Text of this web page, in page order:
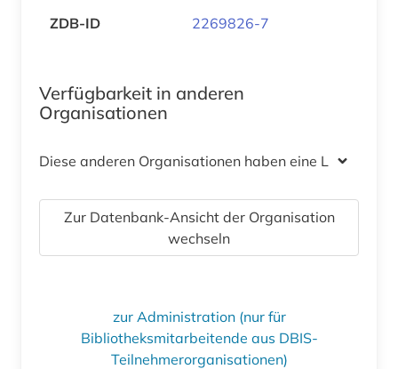
ZDB-ID 2269826-7
Verfügbarkeit in anderen
Organisationen
Diese anderen Organisationen haben eine Lizenz
Zur Datenbank-Ansicht der Organisation
wechseln
zur Administration (nur für
Bibliotheksmitarbeitende aus DBIS-
Teilnehmerorganisationen)